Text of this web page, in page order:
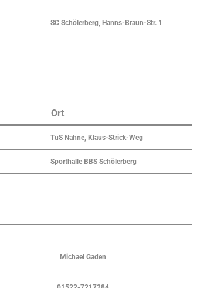
SC Schölerberg, Hanns-Braun-Str. 1
Ort
TuS Nahne, Klaus-Strick-Weg
Sporthalle BBS Schölerberg
Michael Gaden